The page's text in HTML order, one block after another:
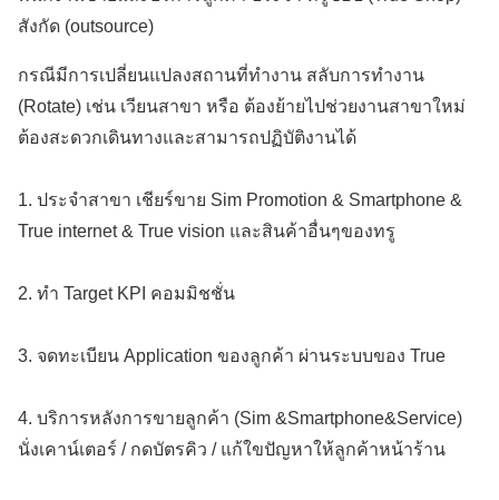
สังกัด (outsource)
กรณีมีการเปลี่ยนแปลงสถานที่ทำงาน สลับการทำงาน
(Rotate) เช่น เวียนสาขา หรือ ต้องย้ายไปช่วยงานสาขาใหม่
ต้องสะดวกเดินทางและสามารถปฏิบัติงานได้
1. ประจำสาขา เชียร์ขาย Sim Promotion & Smartphone &
True internet & True vision และสินค้าอื่นๆของทรู
2. ทำ Target KPI คอมมิชชั่น
3. จดทะเบียน Application ของลูกค้า ผ่านระบบของ True
4. บริการหลังการขายลูกค้า (Sim &Smartphone&Service)
นั่งเคาน์เตอร์ / กดบัตรคิว / แก้ใขปัญหาให้ลูกค้าหน้าร้าน